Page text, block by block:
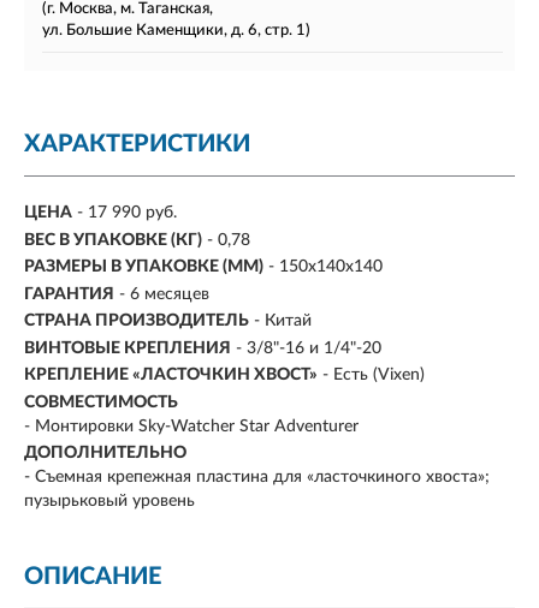
(г. Москва, м. Таганская,
ул. Большие Каменщики, д. 6, стр. 1)
ХАРАКТЕРИСТИКИ
ЦЕНА - 17 990 руб.
ВЕС В УПАКОВКЕ (КГ) - 0,78
РАЗМЕРЫ В УПАКОВКЕ (ММ) - 150х140х140
ГАРАНТИЯ - 6 месяцев
СТРАНА ПРОИЗВОДИТЕЛЬ - Китай
ВИНТОВЫЕ КРЕПЛЕНИЯ - 3/8"-16 и 1/4"-20
КРЕПЛЕНИЕ «ЛАСТОЧКИН ХВОСТ» - Есть (Vixen)
СОВМЕСТИМОСТЬ
- Монтировки Sky-Watcher Star Adventurer
ДОПОЛНИТЕЛЬНО
- Съемная крепежная пластина для «ласточкиного хвоста»;
пузырьковый уровень
ОПИСАНИЕ